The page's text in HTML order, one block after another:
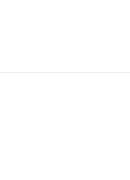
и условия
обновить раздел для
также получат